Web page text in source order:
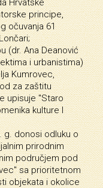
principe,
očuvanja 61
(dr. Ana Deanović
i urbanistima)
Kumrovec,
za zaštitu
upisuje "Staro
kulture I
g. donosi odluku o
prirodnim
područjem pod
sa prioritetnom
objekata i okolice